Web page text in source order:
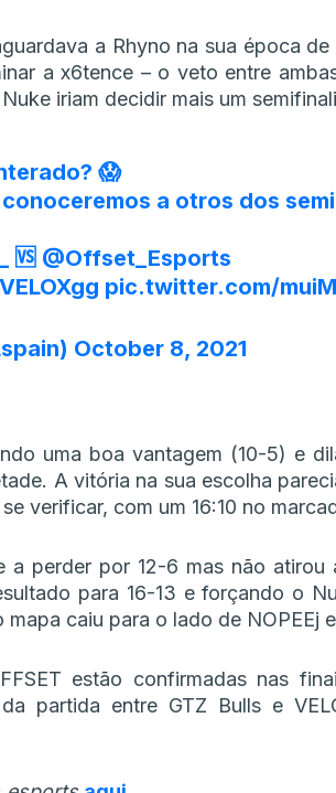
a Rhyno na sua época
a x6tence – o veto entre
iriam decidir mais um
😱
a otros dos
🆚 @Offset_Esports
pic.twitter.com/
October 8, 2021
uma boa vantagem (10-5) e
A vitória na sua escolha
verificar, com um 16:10 no
a perder por 12-6 mas não
para 16-13 e forçando o
caiu para o lado de NOPEEj
estão confirmadas nas
partida entre GTZ Bulls e